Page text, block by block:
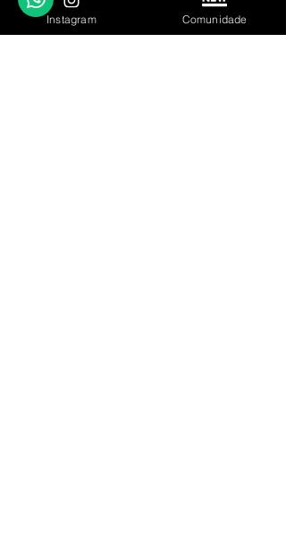
garantimos a sua satisfação
ou devolvemos o seu
Instagram Comunidade